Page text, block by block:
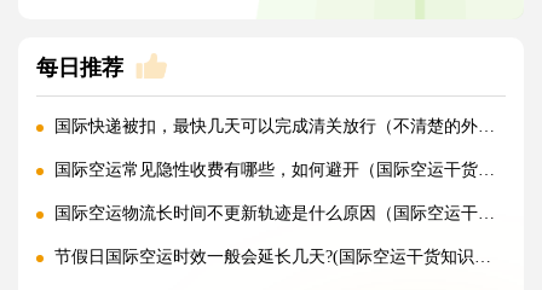
每日推荐
国际快递被扣，最快几天可以完成清关放行（不清楚的外贸人看过来）
国际空运常见隐性收费有哪些，如何避开（国际空运干货知识分享）
国际空运物流长时间不更新轨迹是什么原因（国际空运干货知识分享）
节假日国际空运时效一般会延长几天?(国际空运干货知识分享)